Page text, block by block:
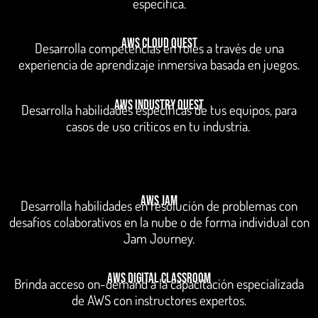
AWS Cloud Quest
Desarrolla competencias en roles a través de una
experiencia de aprendizaje inmersiva basada en juegos.
AWS Industry Quest
Desarrolla habilidades específicas de tus equipos, para
casos de uso críticos en tu industria.
AWS jam
Desarrolla habilidades en resolución de problemas con
desafíos colaborativos en la nube o de forma individual con
Jam Journey.
aws digital classroom
Brinda acceso on-demand a la capacitación especializada
de AWS con instructores expertos.